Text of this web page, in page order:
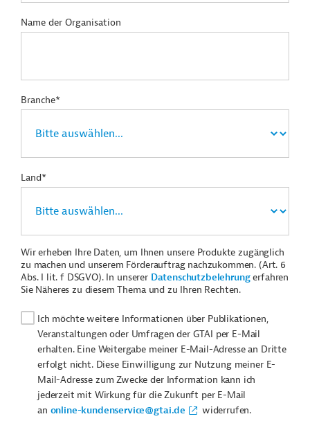
Name der Organisation
Branche*
Land*
Wir erheben Ihre Daten, um Ihnen unsere Produkte zugänglich
zu machen und unserem Förderauftrag nachzukommen. (Art. 6
Abs. I lit. f DSGVO). In unserer Datenschutzbelehrungerfahren
Sie Näheres zu diesem Thema und zu Ihren Rechten.
Ich möchte weitere Informationen über Publikationen,
Veranstaltungen oder Umfragen der GTAI per E-Mail
erhalten. Eine Weitergabe meiner E-Mail-Adresse an Dritte
erfolgt nicht. Diese Einwilligung zur Nutzung meiner E-
Mail-Adresse zum Zwecke der Information kann ich
jederzeit mit Wirkung für die Zukunft per E-Mail
an online-kundenservice@gtai.de widerrufen.